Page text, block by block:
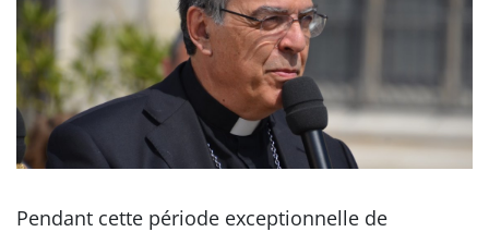
Pendant cette période exceptionnelle de